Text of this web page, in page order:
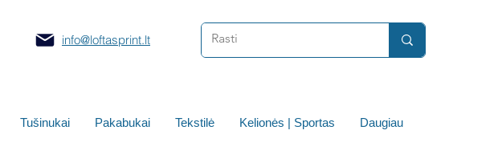
info@loftasprint.lt
Tušinukai Pakabukai Tekstilė Kelionės | Sportas Daugiau